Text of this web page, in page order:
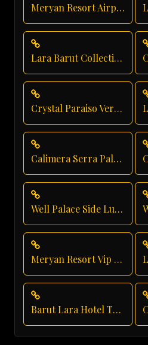
Meryan Resort Airport Transfer
Lara Barut Collection Transfer
Crystal Paraiso Verde Transfer
Calimera Serra Palace Executive Transfer
Well Palace Side Luxury Transportation
Meryan Resort Vip Transfer
Barut Lara Hotel Transfer